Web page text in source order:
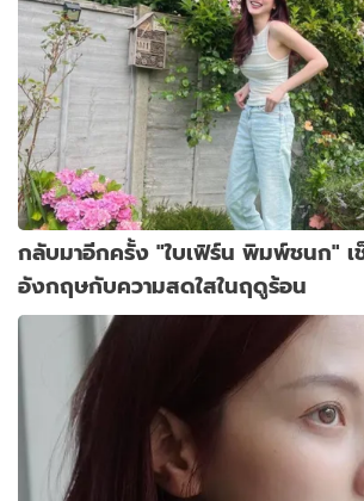
กลับมาอีกครั้ง "ใบเฟิร์น พิมพ์ชนก" เ
อังกฤษกับความสดใสในฤดูร้อน